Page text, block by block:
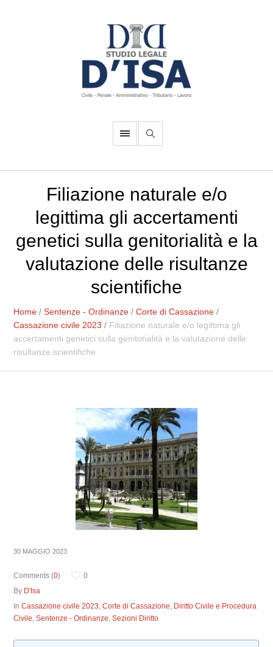
Filiazione naturale e/o
legittima gli accertamenti
genetici sulla genitorialità e la
valutazione delle risultanze
scientifiche
Home /Sentenze - Ordinanze /Corte di Cassazione /
Cassazione civile 2023 / Filiazione naturale e/o legittima gli
accertamenti genetici sulla genitorialità e la valutazione delle
risultanze scientifiche
30 MAGGIO 2023
Comments (0)
0
By D'Isa
InCassazione civile 2023,Corte di Cassazione, Diritto Civile e Procedura
Civile,Sentenze - Ordinanze,Sezioni Diritto